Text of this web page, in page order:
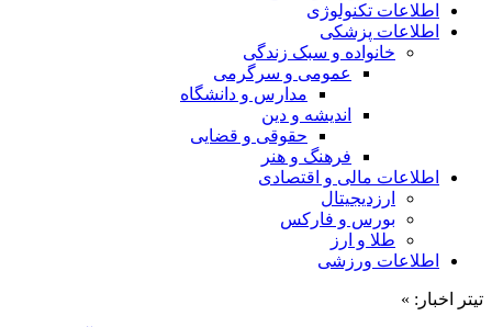
اطلاعات تکنولوژی
اطلاعات پزشکی
خانواده و سبک زندگی
عمومی و سرگرمی
مدارس و دانشگاه
اندیشه و دین
حقوقی و قضایی
فرهنگ و هنر
اطلاعات مالی و اقتصادی
ارزدیجیتال
بورس و فارکس
طلا و ارز
اطلاعات ورزشی
تیتر اخبار: »